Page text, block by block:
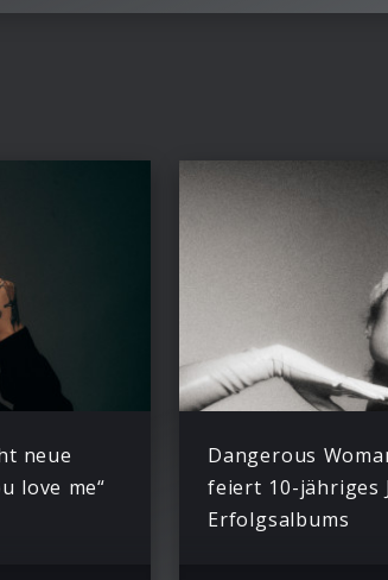
neue
love me“
Dangerous
feiert 10-jähriges
Erfolgsalbums